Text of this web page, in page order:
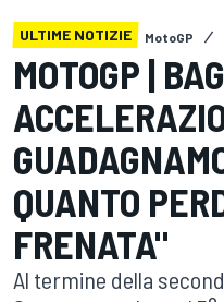
ULTIME NOTIZIE MotoGP
MOTOGP |
QUANTO
FRENATA"
Al termine della